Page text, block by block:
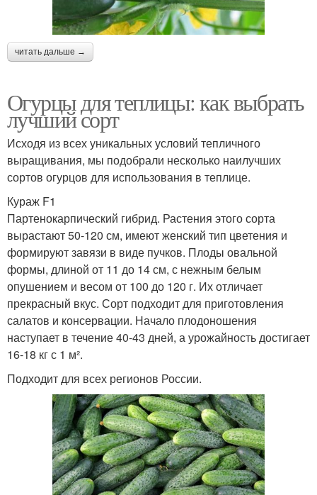
читать дальше →
Огурцы для теплицы: как выбрать
лучший сорт
Исходя из всех уникальных условий тепличного
выращивания, мы подобрали несколько наилучших
сортов огурцов для использования в теплице.
Кураж F1
Партенокарпический гибрид. Растения этого сорта
вырастают 50-120 см, имеют женский тип цветения и
формируют завязи в виде пучков. Плоды овальной
формы, длиной от 11 до 14 см, с нежным белым
опушением и весом от 100 до 120 г. Их отличает
прекрасный вкус. Сорт подходит для приготовления
салатов и консервации. Начало плодоношения
наступает в течение 40-43 дней, а урожайность достигает
16-18 кг с 1 м².
Подходит для всех регионов России.